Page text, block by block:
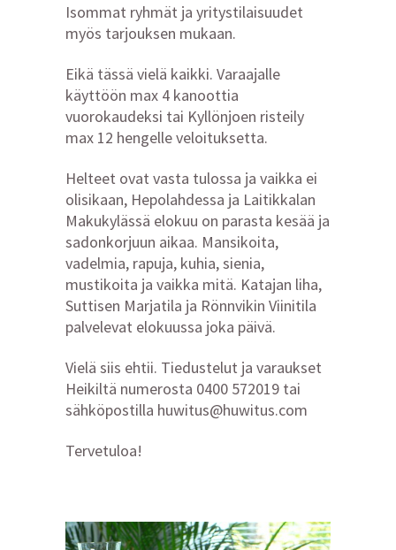
Isommat ryhmät ja yritystilaisuudet
myös tarjouksen mukaan.
Eikä tässä vielä kaikki. Varaajalle
käyttöön max 4 kanoottia
vuorokaudeksi tai Kyllönjoen risteily
max 12 hengelle veloituksetta.
Helteet ovat vasta tulossa ja vaikka ei
olisikaan, Hepolahdessa ja Laitikkalan
Makukylässä elokuu on parasta kesää ja
sadonkorjuun aikaa. Mansikoita,
vadelmia, rapuja, kuhia, sienia,
mustikoita ja vaikka mitä. Katajan liha,
Suttisen Marjatila ja Rönnvikin Viinitila
palvelevat elokuussa joka päivä.
Vielä siis ehtii. Tiedustelut ja varaukset
Heikiltä numerosta 0400 572019 tai
sähköpostilla huwitus@huwitus.com
Tervetuloa!